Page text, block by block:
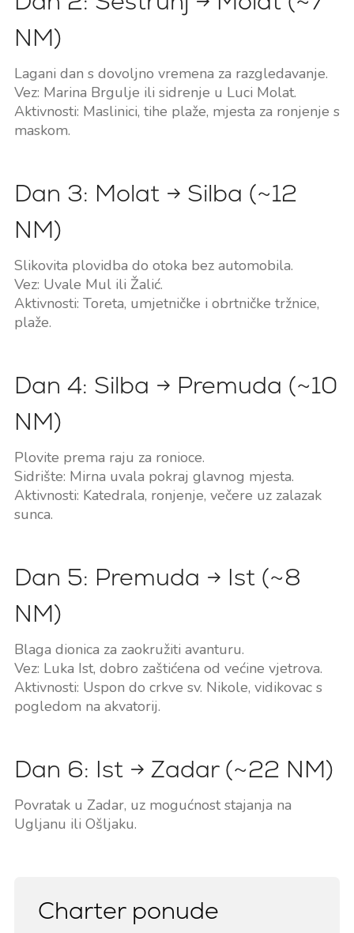
NM)
Lagani dan s dovoljno vremena za razgledavanje.
Vez: Marina Brgulje ili sidrenje u Luci Molat.
Aktivnosti: Maslinici, tihe plaže, mjesta za ronjenje s
maskom.
Dan 3: Molat → Silba (~12
NM)
Slikovita plovidba do otoka bez automobila.
Vez: Uvale Mul ili Žalić.
Aktivnosti: Toreta, umjetničke i obrtničke tržnice,
plaže.
Dan 4: Silba → Premuda (~10
NM)
Plovite prema raju za ronioce.
Sidrište: Mirna uvala pokraj glavnog mjesta.
Aktivnosti: Katedrala, ronjenje, večere uz zalazak
sunca.
Dan 5: Premuda → Ist (~8
NM)
Blaga dionica za zaokružiti avanturu.
Vez: Luka Ist, dobro zaštićena od većine vjetrova.
Aktivnosti: Uspon do crkve sv. Nikole, vidikovac s
pogledom na akvatorij.
Dan 6: Ist → Zadar (~22 NM)
Povratak u Zadar, uz mogućnost stajanja na
Ugljanu ili Ošljaku.
Charter ponude